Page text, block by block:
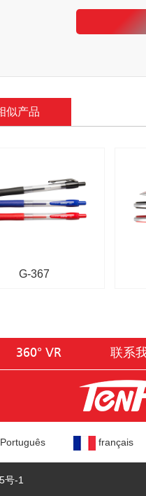
似产品
G-367
360° VR 联系
Português français
号-1